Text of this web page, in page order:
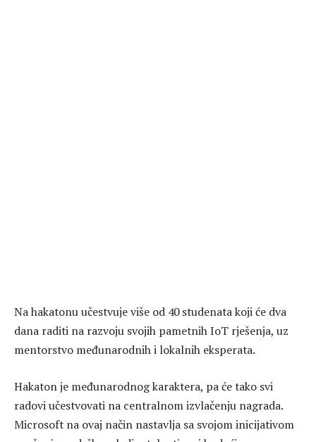
Na hakatonu učestvuje više od 40 studenata koji će dva
dana raditi na razvoju svojih pametnih IoT rješenja, uz
mentorstvo međunarodnih i lokalnih eksperata.
Hakaton je međunarodnog karaktera, pa će tako svi
radovi učestvovati na centralnom izvlačenju nagrada.
Microsoft na ovaj način nastavlja sa svojom inicijativom